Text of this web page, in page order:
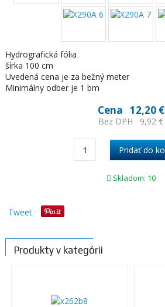
Hydrografická fólia
šírka 100 cm
Uvedená cena je za bežný meter
Minimálny odber je 1 bm
Cena 12,20 €
Bez DPH 9,92 €
Skladom: 10
Tweet
Produkty v kategórii